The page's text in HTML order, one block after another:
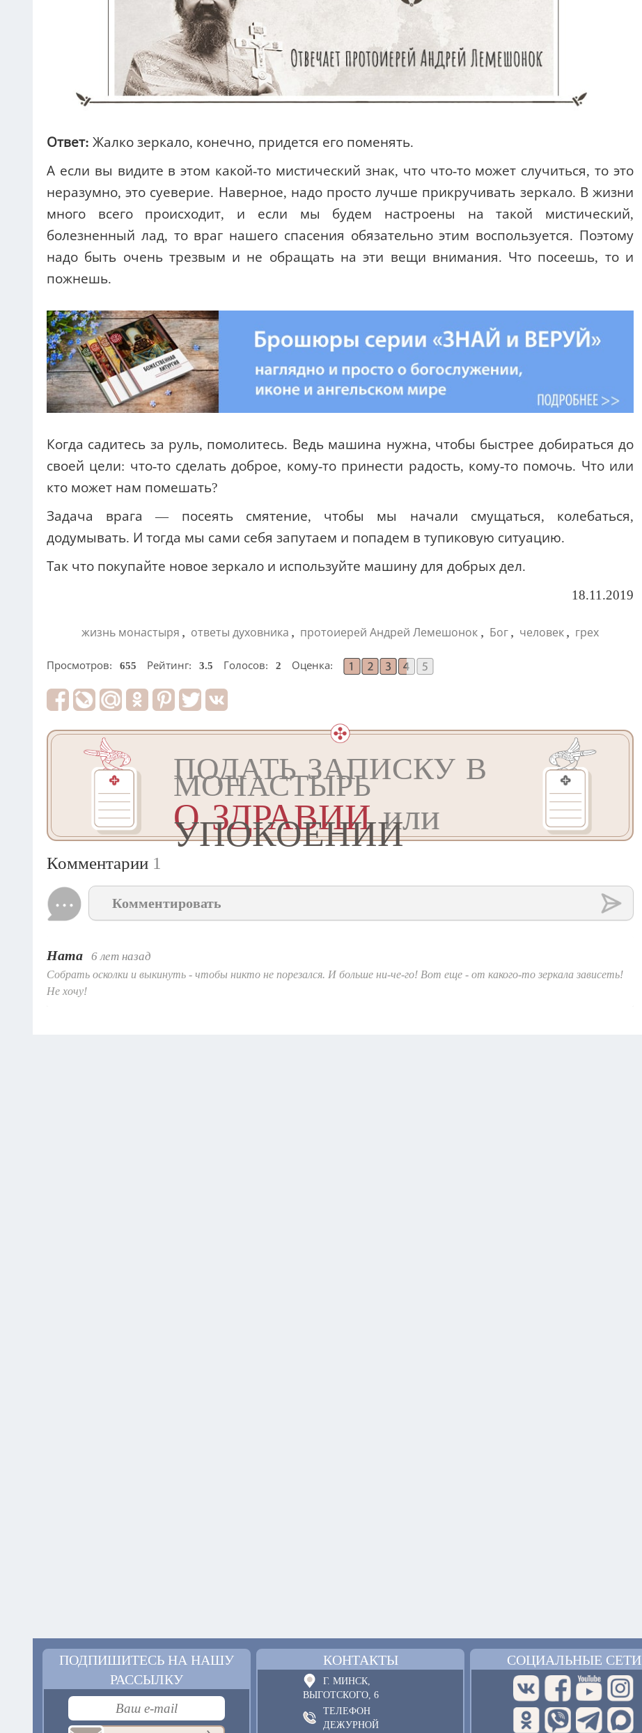
Ответ: Жалко зеркало, конечно, придется его поменять.
А если вы видите в этом какой-то мистический знак, что что-то может случиться, то это
неразумно, это суеверие. Наверное, надо просто лучше прикручивать зеркало. В жизни
много всего происходит, и если мы будем настроены на такой мистический,
болезненный лад, то враг нашего спасения обязательно этим воспользуется. Поэтому
надо быть очень трезвым и не обращать на эти вещи внимания. Что посеешь, то и
пожнешь.
Когда садитесь за руль, помолитесь. Ведь машина нужна, чтобы быстрее добираться до
своей цели: что-то сделать доброе, кому-то принести радость, кому-то помочь. Что или
кто может нам помешать?
Задача врага — посеять смятение, чтобы мы начали смущаться, колебаться,
додумывать. И тогда мы сами себя запутаем и попадем в тупиковую ситуацию.
Так что покупайте новое зеркало и используйте машину для добрых дел.
18.11.2019
жизнь монастыря , ответы духовника , протоиерей Андрей Лемешонок , Бог , человек , грех
Просмотров: 655 Рейтинг: 3.5 Голосов: 2 Оценка:
ПОДАТЬ ЗАПИСКУ В
МОНАСТЫРЬ
О ЗДРАВИИили
УПОКОЕНИИ
Комментарии 1
Комментировать
Ната 6 лет назад
Собрать осколки и выкинуть - чтобы никто не порезался. И больше ни-че-го! Вот еще - от какого-то зеркала зависеть!
Не хочу!
ПОДПИШИТЕСЬ НА НАШУ
РАССЫЛКУ
КОНТАКТЫ
Г. МИНСК,
ВЫГОТСКОГО, 6
ТЕЛЕФОН
ДЕЖУРНОЙ
СОЦИАЛЬНЫЕ СЕТИ